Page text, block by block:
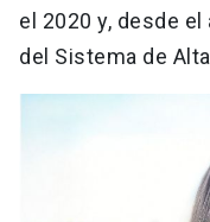
el 2020 y, desde
del Sistema de